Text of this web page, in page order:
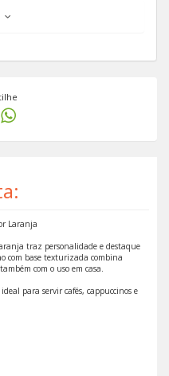
Laranja
traz personalidade e destaque
com base texturizada combina
com o uso em casa.
para servir cafés, cappuccinos e